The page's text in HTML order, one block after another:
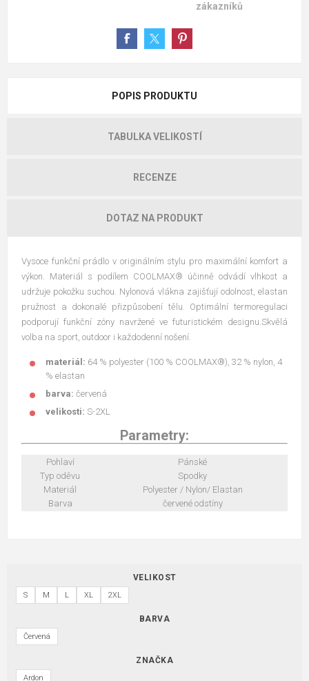
zákazníků
POPIS PRODUKTU
TABULKA VELIKOSTÍ
RECENZE
DOTAZ NA PRODUKT
Vysoce funkční prádlo v originálním stylu pro maximální komfort a
výkon. Materiál s podílem COOLMAX® účinně odvádí vlhkost a
udržuje pokožku suchou. Nylonová vlákna zajišťují odolnost, elastan
pružnost a dokonalé přizpůsobení tělu. Optimální termoregulaci
podporují funkční zóny navržené ve futuristickém designu.Skvělá
volba na sport, outdoor i každodenní nošení.
materiál: 64 % polyester (100 % COOLMAX®), 32 % nylon, 4
% elastan
barva: červená
velikosti: S-2XL
Parametry:
Pohlaví
Pánské
Typ oděvu
Spodky
Materiál
Polyester / Nylon/ Elastan
Barva
červené odstíny
VELIKOST
S M L XL 2XL
BARVA
Červená
ZNAČKA
Ardon